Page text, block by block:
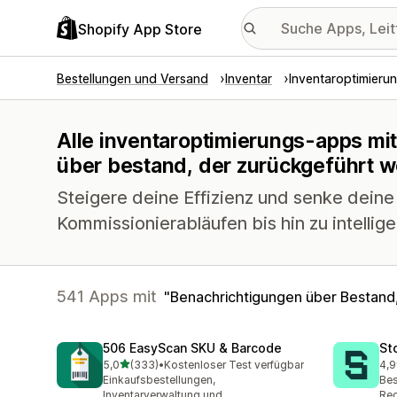
Shopify App Store
Bestellungen und Versand Inventar
Alle inventaroptimierungs-apps
über bestand, der zurückgeführt
Steigere deine Effizienz und senke
Kommissionierabläufen bis hin zu
541 Apps mit Benachrichtigungen über
506 EasyScan SKU & Barcode
5,0von 5 Sternen
(333)
333 Rezensionen insgesamt
•Kostenloser Test verfügbar
Einkaufsbestellungen,
4,9